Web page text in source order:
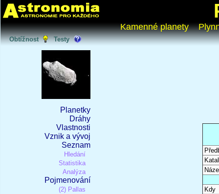
Kamenné planety
Obtížnost Testy
Planetky
Dráhy
Vlastnosti
Vznik a vývoj
Seznam
Hledání
Statistika
Analýza
Pojmenování
(2) Pallas
Kdy